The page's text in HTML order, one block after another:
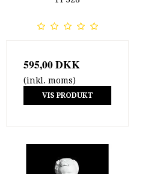
595,00 DKK
(inkl. moms)
VIS PRODUKT